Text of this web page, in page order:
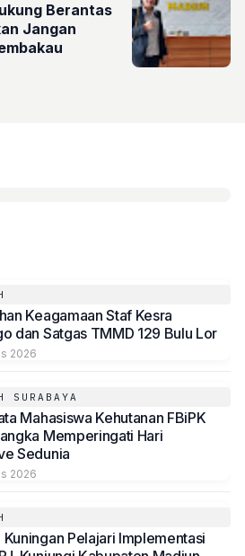
Berantas
Jangan
Keagamaan Staf Kesra
dan Satgas TMMD 129 Bulu Lor
2026
SURABAYA
Mahasiswa Kehutanan FBiPK
Memperingati Hari
Sedunia
2026
Kuningan Pelajari Implementasi